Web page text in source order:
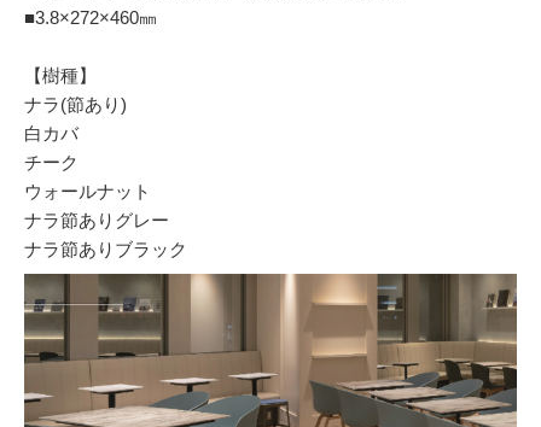
Q＆A
お気に入り
■3.8×272×460㎜
【樹種】
ナラ(節あり)
白カバ
チーク
ウォールナット
ナラ節ありグレー
ナラ節ありブラック